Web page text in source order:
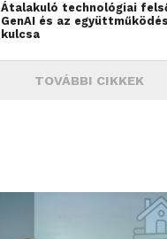
Átalakuló technológiai
GenAI és az
kulcsa
TOVÁBBI CIKKEK